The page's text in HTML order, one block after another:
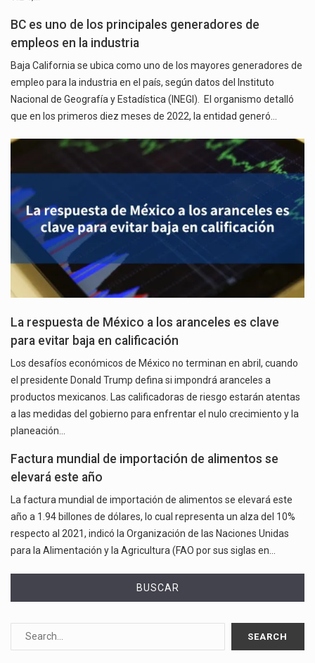
BC es uno de los principales generadores de
empleos en la industria
Baja California se ubica como uno de los mayores generadores de
empleo para la industria en el país, según datos del Instituto
Nacional de Geografía y Estadística (INEGI). El organismo detalló
que en los primeros diez meses de 2022, la entidad generó…
La respuesta de México a los aranceles es clave
para evitar baja en calificación
Los desafíos económicos de México no terminan en abril, cuando
el presidente Donald Trump defina si impondrá aranceles a
productos mexicanos. Las calificadoras de riesgo estarán atentas
a las medidas del gobierno para enfrentar el nulo crecimiento y la
planeación…
Factura mundial de importación de alimentos se
elevará este año
La factura mundial de importación de alimentos se elevará este
año a 1.94 billones de dólares, lo cual representa un alza del 10%
respecto al 2021, indicó la Organización de las Naciones Unidas
para la Alimentación y la Agricultura (FAO por sus siglas en…
BUSCAR